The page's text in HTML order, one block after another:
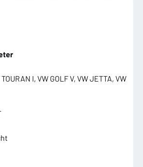
I, VW GOLF V, VW JETTA, VW